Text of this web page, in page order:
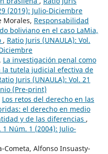
(2019): Julio-Diciembre
Morales, Responsabilidad
boliviano en el caso LaMia,
, Ratio Juris (UNAULA): Vol.
La investigación penal como
tutela judicial efectiva de
Juris (UNAULA): Vol. 21
(Pre-print)
Los retos del derecho en las
el derecho en medio
y de las diferencias ,
1 Núm. 1 (2004): Julio-
Cometa, Alfonso Insuasty-